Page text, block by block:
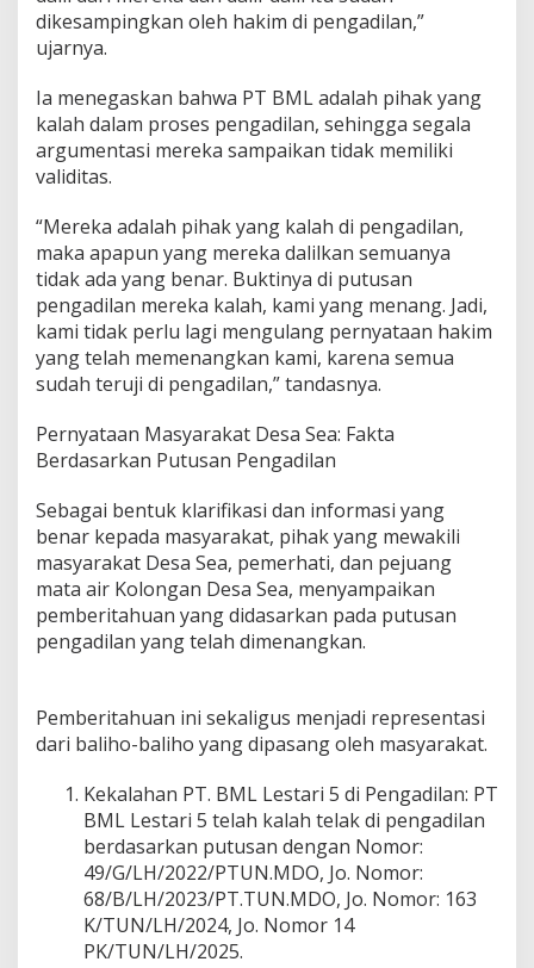
dikesampingkan oleh hakim di pengadilan,”
ujarnya.
Ia menegaskan bahwa PT BML adalah pihak yang
kalah dalam proses pengadilan, sehingga segala
argumentasi mereka sampaikan tidak memiliki
validitas.
“Mereka adalah pihak yang kalah di pengadilan,
maka apapun yang mereka dalilkan semuanya
tidak ada yang benar. Buktinya di putusan
pengadilan mereka kalah, kami yang menang. Jadi,
kami tidak perlu lagi mengulang pernyataan hakim
yang telah memenangkan kami, karena semua
sudah teruji di pengadilan,” tandasnya.
Pernyataan Masyarakat Desa Sea: Fakta
Berdasarkan Putusan Pengadilan
Sebagai bentuk klarifikasi dan informasi yang
benar kepada masyarakat, pihak yang mewakili
masyarakat Desa Sea, pemerhati, dan pejuang
mata air Kolongan Desa Sea, menyampaikan
pemberitahuan yang didasarkan pada putusan
pengadilan yang telah dimenangkan.
Pemberitahuan ini sekaligus menjadi representasi
dari baliho-baliho yang dipasang oleh masyarakat.
Kekalahan PT. BML Lestari 5 di Pengadilan: PT
BML Lestari 5 telah kalah telak di pengadilan
berdasarkan putusan dengan Nomor:
49/G/LH/2022/PTUN.MDO, Jo. Nomor:
68/B/LH/2023/PT.TUN.MDO, Jo. Nomor: 163
K/TUN/LH/2024, Jo. Nomor 14
PK/TUN/LH/2025.